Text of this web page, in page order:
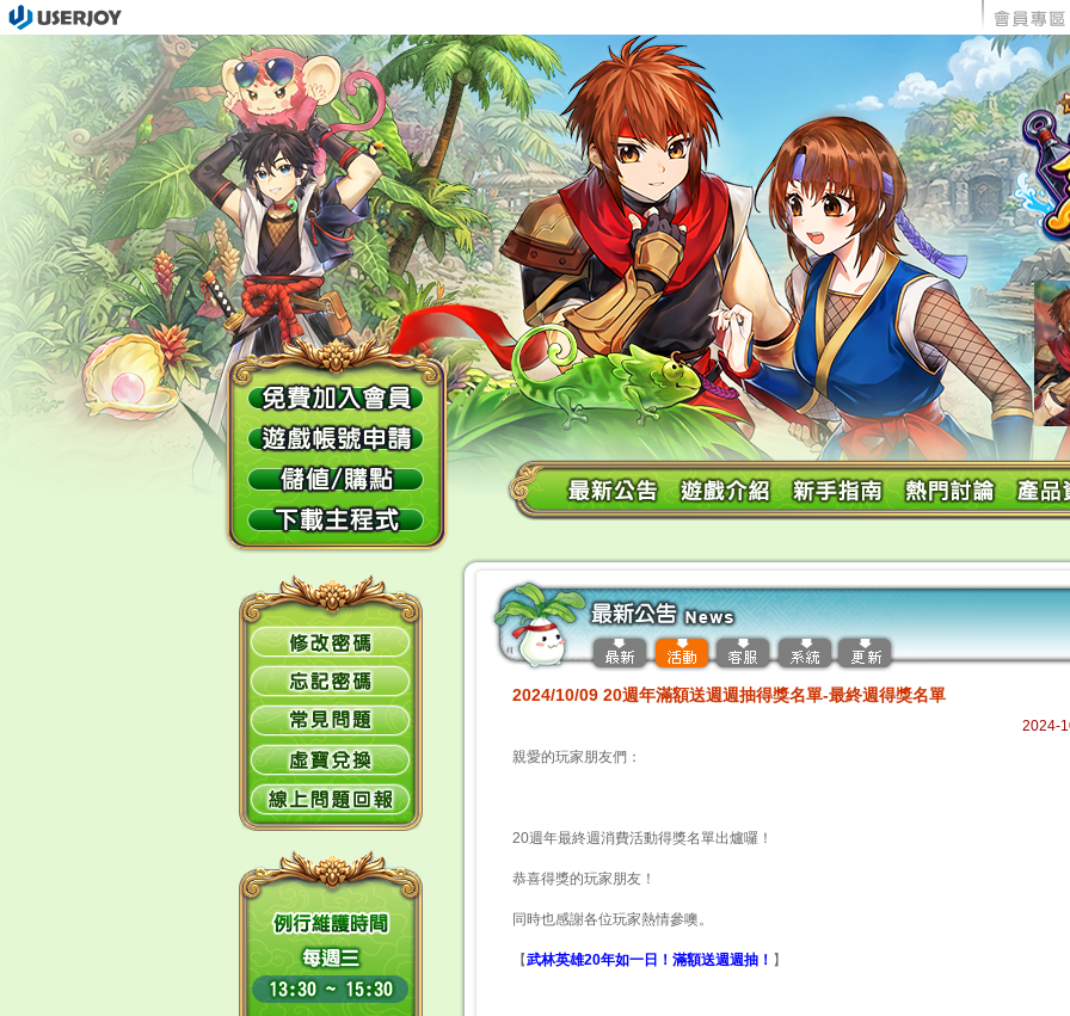
2024/10/09 20週年滿額送週週抽得獎名單-最終週得獎名單
2024-
親愛的玩家朋友們：
20週年最終週消費活動得獎名單出爐囉！
恭喜得獎的玩家朋友！
同時也感謝各位玩家熱情參噢。
【武林英雄20年如一日！滿額送週週抽！ 】